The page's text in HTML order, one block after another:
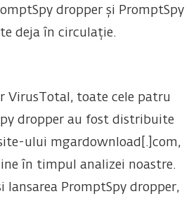
dropper și PromptSpy
deja în circulație.
VirusTotal, toate cele patru
dropper au fost distribuite
ului mgardownload[.]com,
în timpul analizei noastre.
lansarea PromptSpy dropper,